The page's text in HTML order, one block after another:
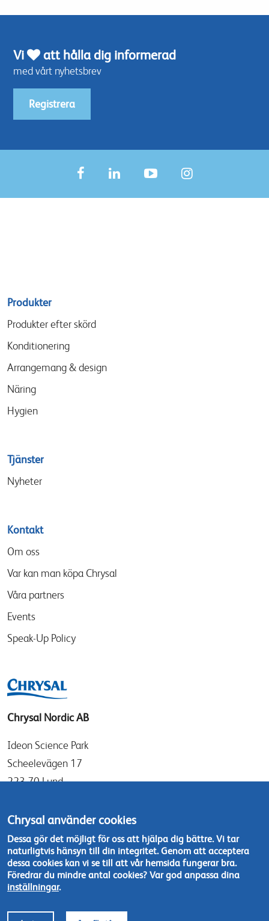
Vi att hålla dig informerad
med vårt nyhetsbrev
Registrera
Sitemap
menu
Produkter
Produkter efter skörd
Konditionering
Arrangemang & design
Näring
Hygien
Tjänster
Nyheter
Kontakt
Om oss
Var kan man köpa Chrysal
Våra partners
Events
Speak-Up Policy
Chrysal Nordic AB
Ideon Science Park
Scheelevägen 17
223 70 Lund
info@chrysal.se
Tel: +46 46 - 19 05 40
Kontakta oss
Footer © Chrysal 2018
Chrysal använder cookies
Dessa gör det möjligt för oss att hjälpa dig bättre. Vi tar
naturligtvis hänsyn till din integritet. Genom att acceptera
dessa cookies kan vi se till att vår hemsida fungerar bra.
Föredrar du mindre antal cookies? Var god anpassa dina
inställningar.